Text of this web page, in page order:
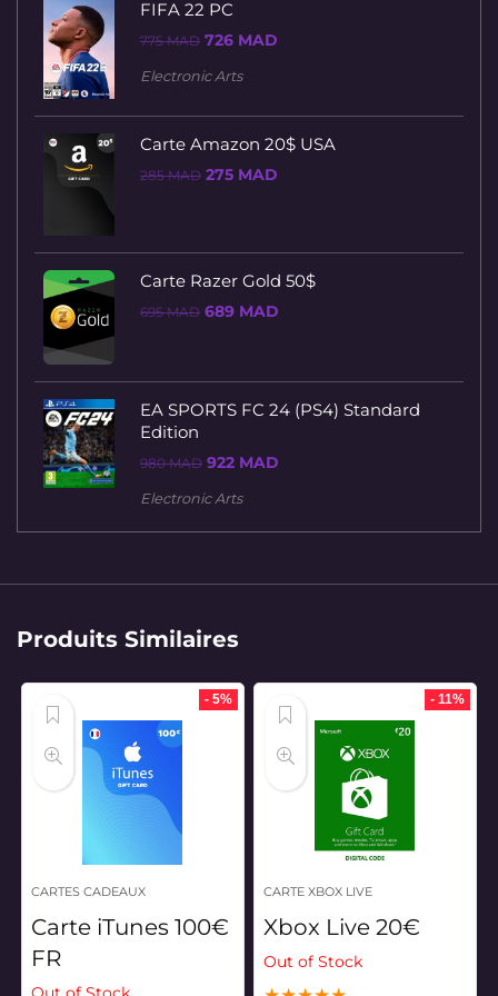
FIFA 22 PC
775MAD Le
initial
726 MAD
Electronic Arts
Carte Amazon 20$ USA
285MAD Le
275 MAD
Carte Razer Gold 50$
695MAD Le
695 MAD.
689 MAD
689 MAD.
EA SPORTS FC 24 (PS4) Standard
Edition
980MAD Le
initial
980 MAD.
922 MAD
922 MAD.
Electronic Arts
Produits Similaires
- 5%
CARTES CADEAUX
Carte iTunes 100€
FR
- 11%
CARTE XBOX LIVE
Xbox Live 20€
Out of Stock